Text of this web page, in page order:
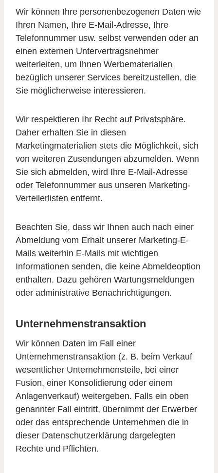
Wir können Ihre personenbezogenen Daten wie
Ihren Namen, Ihre E-Mail-Adresse, Ihre
Telefonnummer usw. selbst verwenden oder an
einen externen Untervertragsnehmer
weiterleiten, um Ihnen Werbematerialien
bezüglich unserer Services bereitzustellen, die
Sie möglicherweise interessieren.
Wir respektieren Ihr Recht auf Privatsphäre.
Daher erhalten Sie in diesen
Marketingmaterialien stets die Möglichkeit, sich
von weiteren Zusendungen abzumelden. Wenn
Sie sich abmelden, wird Ihre E-Mail-Adresse
oder Telefonnummer aus unseren Marketing-
Verteilerlisten entfernt.
Beachten Sie, dass wir Ihnen auch nach einer
Abmeldung vom Erhalt unserer Marketing-E-
Mails weiterhin E-Mails mit wichtigen
Informationen senden, die keine Abmeldeoption
enthalten. Dazu gehören Wartungsmeldungen
oder administrative Benachrichtigungen.
Unternehmenstransaktion
Wir können Daten im Fall einer
Unternehmenstransaktion (z. B. beim Verkauf
wesentlicher Unternehmensteile, bei einer
Fusion, einer Konsolidierung oder einem
Anlagenverkauf) weitergeben. Falls ein oben
genannter Fall eintritt, übernimmt der Erwerber
oder das entsprechende Unternehmen die in
dieser Datenschutzerklärung dargelegten
Rechte und Pflichten.